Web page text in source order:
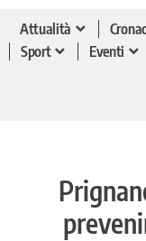
Attualità
Sport
Eventi